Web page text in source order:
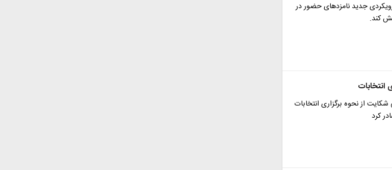
جدید نامزدهای حضور در
کند.
انتخابات
از نحوه برگزاری انتخابات